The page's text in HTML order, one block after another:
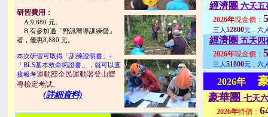
研習費用：
A.9,880 元。
B.有參加過「野訊嚮導訓練營」
者，優惠8,880 元。
本次研習可取得「訓練證明書」+
「BLS基本救命術證書」，就可以直
接報考運動部全民運動署登山嚮
導檢定考試。
(詳細資料)
經濟團 六天
2026年現金價：
三人 52800元，六
經濟團 五天
2026年現金價：
三人 51800元，六
2026年
豪華團 七天
2026年特價：